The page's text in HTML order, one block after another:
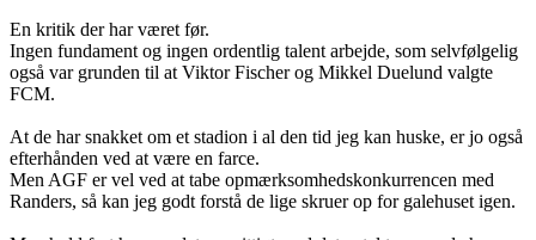
En kritik der har været før.
Ingen fundament og ingen ordentlig talent arbejde, som selvfølgelig
også var grunden til at Viktor Fischer og Mikkel Duelund valgte
FCM.
At de har snakket om et stadion i al den tid jeg kan huske, er jo også
efterhånden ved at være en farce.
Men AGF er vel ved at tabe opmærksomhedskonkurrencen med
Randers, så kan jeg godt forstå de lige skruer op for galehuset igen.